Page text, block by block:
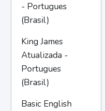
- Portugues
(Brasil)
King James
Atualizada -
Portugues
(Brasil)
Basic English